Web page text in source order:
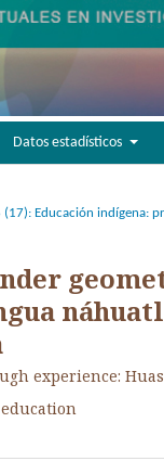
Datos estadísticos
(17): Educación indígena:
experience: